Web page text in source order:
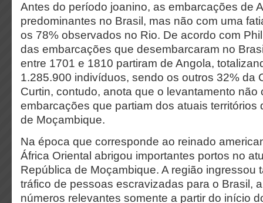
Antes do período joanino, as embarcações de
predominantes no Brasil, mas não com uma
os 78% observados no Rio. De acordo com
das embarcações que desembarcaram no
entre 1701 e 1810 partiram de Angola,
1.285.900 indivíduos, sendo os outros 32% da
Curtin, contudo, anota que o levantamento não
embarcações que partiam dos atuais territórios
de Moçambique.
Na época que corresponde ao reinado
África Oriental abrigou importantes portos no
República de Moçambique. A região ingressou
tráfico de pessoas escravizadas para o Brasil,
números relevantes somente a partir do início